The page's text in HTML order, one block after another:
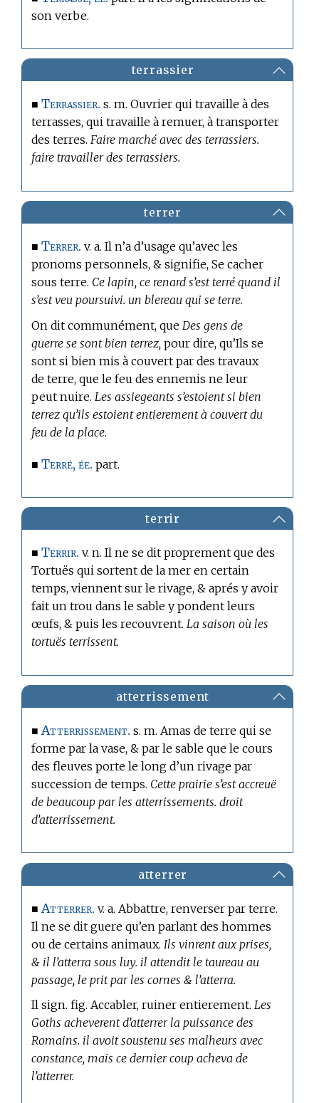
son verbe.
terrassier
■Terrassier. s. m. Ouvrier qui travaille à des
terrasses, qui travaille à remuer, à transporter
des terres.Faire marché avec des terrassiers.
faire travailler des terrassiers.
terrer
■Terrer. v. a. Il n’a d’usage qu’avec les
pronoms personnels, & signifie, Se cacher
sous terre. Ce lapin, ce renard s’est terré quand il
s’est veu poursuivi. un blereau qui se terre.
On dit communément, que Des gens de
guerre se sont bien terrez, pour dire, qu’Ils se
sont si bien mis à couvert par des travaux
de terre, que le feu des ennemis ne leur
peut nuire. Les assiegeants s’estoient si bien
terrez qu’ils estoient entierement à couvert du
feu de la place.
■Terré, ée. part.
terrir
■Terrir. v. n. Il ne se dit proprement que des
Tortuës qui sortent de la mer en certain
temps, viennent sur le rivage, & aprés y avoir
fait un trou dans le sable y pondent leurs
œufs, & puis les recouvrent.La saison où les
tortuës terrissent.
atterrissement
■Atterrissement. s. m. Amas de terre qui se
forme par la vase, & par le sable que le cours
des fleuves porte le long d’un rivage par
succession de temps. Cette prairie s’est accreuë
de beaucoup par les atterrissements. droit
d’atterrissement.
atterrer
■ Atterrer. v. a. Abbattre, renverser par terre.
Il ne se dit guere qu’en parlant des hommes
ou de certains animaux. Ils vinrent aux prises,
& il l’atterra sous luy. il attendit le taureau au
passage, le prit par les cornes & l’atterra.
Il sign. fig. Accabler, ruiner entierement.Les
Goths acheverent d’atterrer la puissance des
Romains. il avoit soustenu ses malheurs avec
constance, mais ce dernier coup acheva de
l’atterrer.